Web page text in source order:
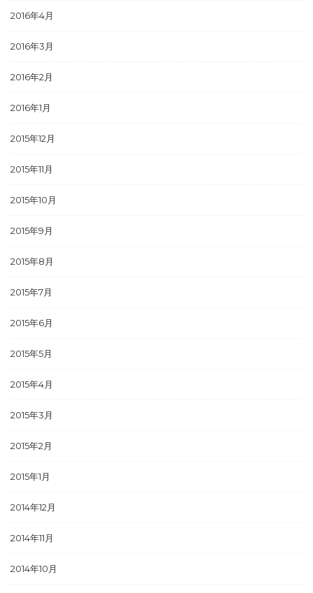
2016年4月
2016年3月
2016年2月
2016年1月
2015年12月
2015年11月
2015年10月
2015年9月
2015年8月
2015年7月
2015年6月
2015年5月
2015年4月
2015年3月
2015年2月
2015年1月
2014年12月
2014年11月
2014年10月